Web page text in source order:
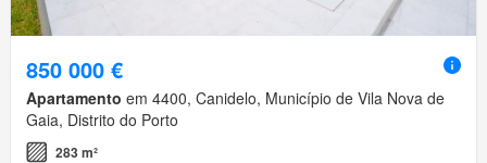
850 000 €
Apartamento em 4400, Canidelo, Município de Vila Nova de
Gaia, Distrito do Porto
283 m²